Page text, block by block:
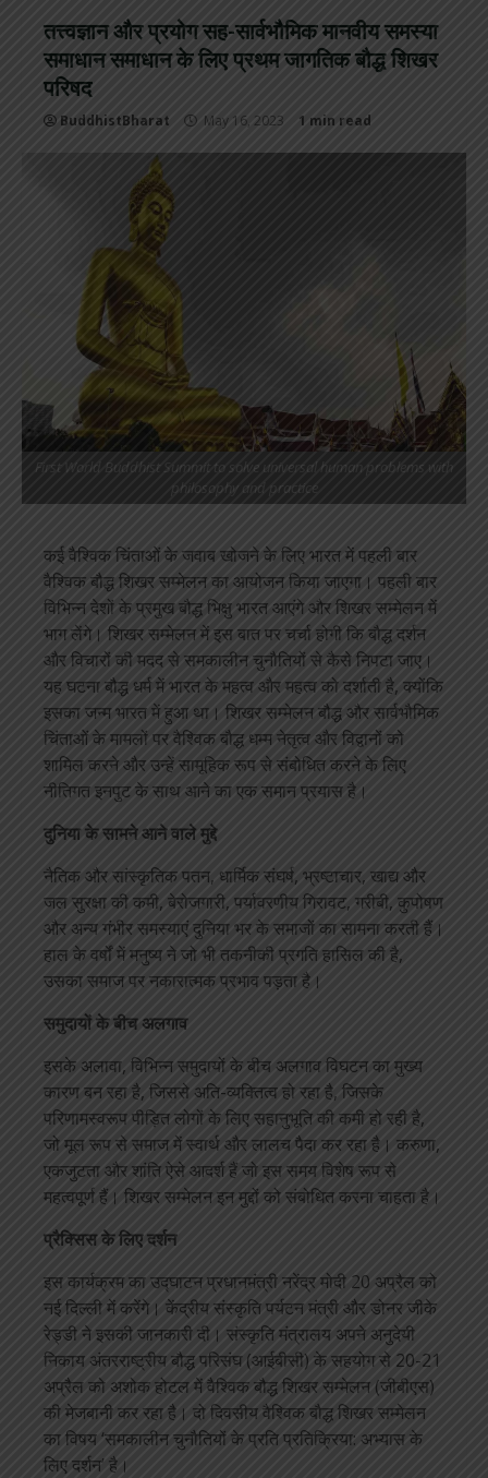
तत्त्वज्ञान और प्रयोग सह-सार्वभौमिक मानवीय समस्या
समाधान समाधान के लिए प्रथम जागतिक बौद्ध शिखर
परिषद
BuddhistBharat May 16, 2023 1 min read
First World Buddhist Summit to solve universal human problems with
philosophy and practice
कई वैश्विक चिंताओं के जवाब खोजने के लिए भारत में पहली बार
वैश्विक बौद्ध शिखर सम्मेलन का आयोजन किया जाएगा। पहली बार
विभिन्न देशों के प्रमुख बौद्ध भिक्षु भारत आएंगे और शिखर सम्मेलन में
भाग लेंगे। शिखर सम्मेलन में इस बात पर चर्चा होगी कि बौद्ध दर्शन
और विचारों की मदद से समकालीन चुनौतियों से कैसे निपटा जाए।
यह घटना बौद्ध धर्म में भारत के महत्व और महत्व को दर्शाती है, क्योंकि
इसका जन्म भारत में हुआ था। शिखर सम्मेलन बौद्ध और सार्वभौमिक
चिंताओं के मामलों पर वैश्विक बौद्ध धम्म नेतृत्व और विद्वानों को
शामिल करने और उन्हें सामूहिक रूप से संबोधित करने के लिए
नीतिगत इनपुट के साथ आने का एक समान प्रयास है।
दुनिया के सामने आने वाले मुद्दे
नैतिक और सांस्कृतिक पतन, धार्मिक संघर्ष, भ्रष्टाचार, खाद्य और
जल सुरक्षा की कमी, बेरोजगारी, पर्यावरणीय गिरावट, गरीबी, कुपोषण
और अन्य गंभीर समस्याएं दुनिया भर के समाजों का सामना करती हैं।
हाल के वर्षों में मनुष्य ने जो भी तकनीकी प्रगति हासिल की है,
उसका समाज पर नकारात्मक प्रभाव पड़ता है।
समुदायों के बीच अलगाव
इसके अलावा, विभिन्न समुदायों के बीच अलगाव विघटन का मुख्य
कारण बन रहा है, जिससे अति-व्यक्तित्व हो रहा है, जिसके
परिणामस्वरूप पीड़ित लोगों के लिए सहानुभूति की कमी हो रही है,
जो मूल रूप से समाज में स्वार्थ और लालच पैदा कर रहा है। करुणा,
एकजुटता और शांति ऐसे आदर्श हैं जो इस समय विशेष रूप से
महत्वपूर्ण हैं। शिखर सम्मेलन इन मुद्दों को संबोधित करना चाहता है।
प्रैक्सिस के लिए दर्शन
इस कार्यक्रम का उद्घाटन प्रधानमंत्री नरेंद्र मोदी 20 अप्रैल को
नई दिल्ली में करेंगे। केंद्रीय संस्कृति पर्यटन मंत्री और डोनर जीके
रेड्डी ने इसकी जानकारी दी। संस्कृति मंत्रालय अपने अनुदेयी
निकाय अंतरराष्ट्रीय बौद्ध परिसंघ (आईबीसी) के सहयोग से 20-21
अप्रैल को अशोक होटल में वैश्विक बौद्ध शिखर सम्मेलन (जीबीएस)
की मेजबानी कर रहा है। दो दिवसीय वैश्विक बौद्ध शिखर सम्मेलन
का विषय ‘समकालीन चुनौतियों के प्रति प्रतिक्रिया: अभ्यास के
लिए दर्शन’ है।